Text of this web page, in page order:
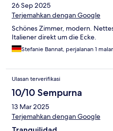
26 Sep 2025
Terjemahkan dengan Google
Schönes Zimmer, modern.
Italiener direkt um die Ecke.
Stefanie Bannat, perjalanan 1
Ulasan terverifikasi
10/10 Sempurna
13 Mar 2025
Terjemahkan dengan Google